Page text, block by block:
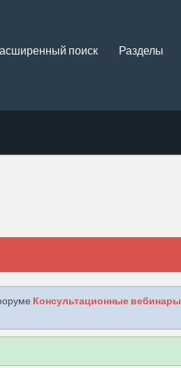
поиск Разделы
Консультационные вебинары